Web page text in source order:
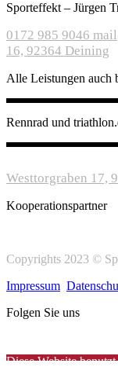
Sporteffekt – Jürgen
0172 985 9046
16, 92364 Deining
Alle Leistungen auch
Rennrad und
Westtorgraben 17,
Kooperationspartner
Copyrights 2023 ©
Impressum
Folgen Sie uns
Diese Website